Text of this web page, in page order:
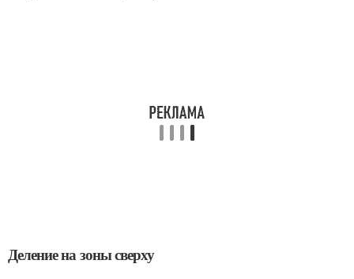
Деление на зоны сверху